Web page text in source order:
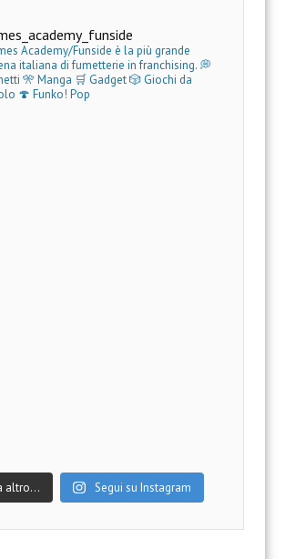
Academy/Funside è la più grande
italiana di fumetterie in franchising.💭
🎌 Manga 🛒 Gadget🎲 Giochi da
🍄 Funko! Pop
altro… Segui su Instagram